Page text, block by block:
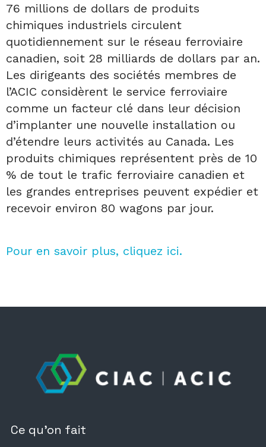
76 millions de dollars de produits
chimiques industriels circulent
quotidiennement sur le réseau ferroviaire
canadien, soit 28 milliards de dollars par an.
Les dirigeants des sociétés membres de
l’ACIC considèrent le service ferroviaire
comme un facteur clé dans leur décision
d’implanter une nouvelle installation ou
d’étendre leurs activités au Canada. Les
produits chimiques représentent près de 10
% de tout le trafic ferroviaire canadien et
les grandes entreprises peuvent expédier et
recevoir environ 80 wagons par jour.
Pour en savoir plus, cliquez ici.
Ce qu’on fait